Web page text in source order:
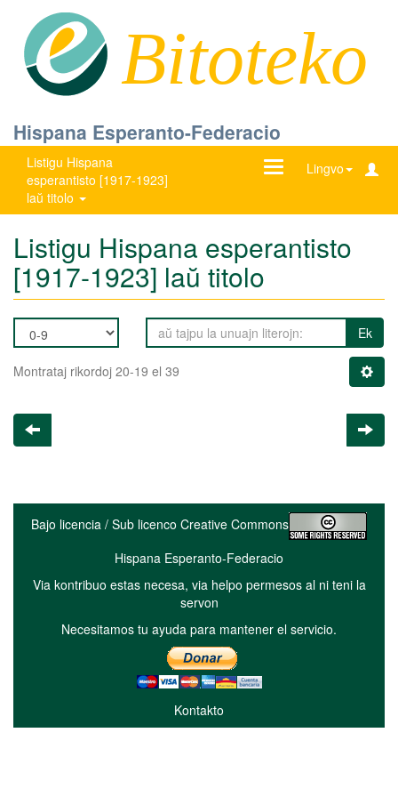
Bitoteko
Hispana Esperanto-Federacio
Listigu Hispana
esperantisto [1917-1923]
laŭ titolo
Lingvo
Ŝanĝu
Listigu Hispana esperantisto
[1917-1923] laŭ titolo
Ek
Montrataj rikordoj 20-19 el 39
Bajo licencia / Sub licenco Creative Commons
Hispana Esperanto-Federacio
Via kontribuo estas necesa, via helpo permesos al ni teni la
servon
Necesitamos tu ayuda para mantener el servicio.
Kontakto